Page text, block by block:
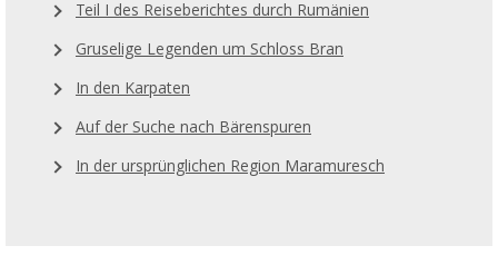
Teil I des Reiseberichtes durch Rumänien
Gruselige Legenden um Schloss Bran
In den Karpaten
Auf der Suche nach Bärenspuren
In der ursprünglichen Region Maramuresch